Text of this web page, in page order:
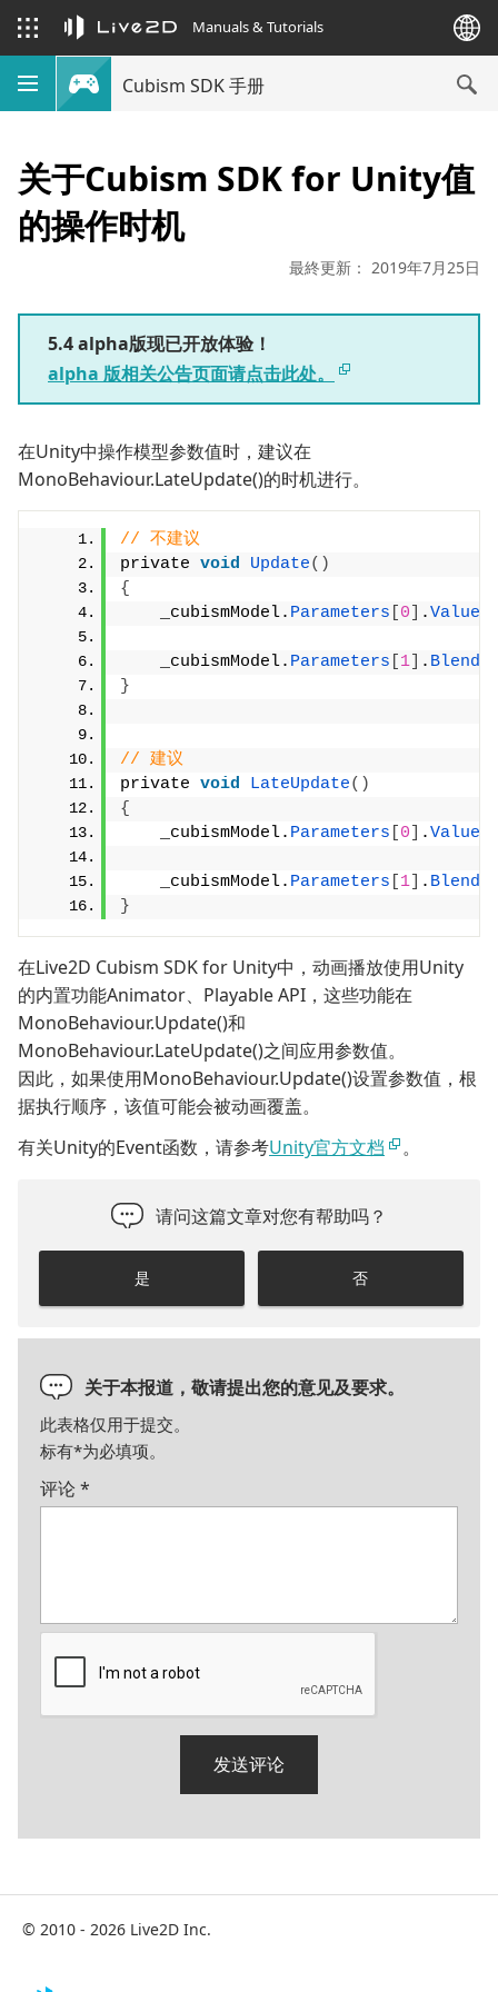
Manuals & Tutorials
Cubism SDK 手册
关于Cubism SDK for Unity值
的操作时机
最終更新： 2019年7月25日
5.4 alpha版现已开放体验！
alpha 版相关公告页面请点击此处。
在Unity中操作模型参数值时，建议在
MonoBehaviour.LateUpdate()的时机进行。
// 不建议
private void Update()
{
    _cubismModel.
Parameters 0 .Value
    _cubismModel.
Parameters 1 .
}
// 建议
private void LateUpdate()
{
    _cubismModel.
Parameters 0 .Value
    _cubismModel.
Parameters 1 .
}
在Live2D Cubism SDK for Unity中，动画播放使用Unity
的内置功能Animator、Playable API，这些功能在
MonoBehaviour.Update()和
MonoBehaviour.LateUpdate()之间应用参数值。
因此，如果使用MonoBehaviour.Update()设置参数值，根
据执行顺序，该值可能会被动画覆盖。
有关Unity的Event函数，请参考Unity官方文档 。
请问这篇文章对您有帮助吗？
是 否
关于本报道，敬请提出您的意见及要求。
此表格仅用于提交。
标有*为必填项。
评论*
© 2010 - 2026 Live2D Inc.